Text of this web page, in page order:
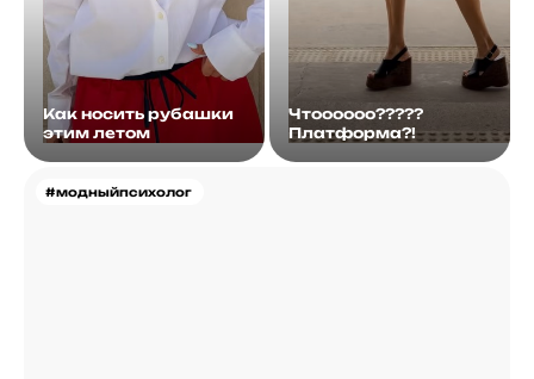
Как носить рубашки
этим летом
Чтоооооо?????
Платформа?!
#модныйпсихолог